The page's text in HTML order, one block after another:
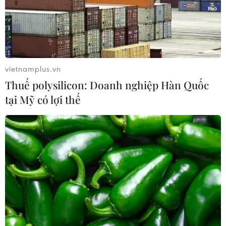
ASEAN Cup 2026: Tuyển Việt Nam
bước vào thử thách lớn nhất
03/08/2026 13:04
Xem trực tiếp Indonesia-Việt Nam tại
ASEAN Cup 2026 trên kênh nào?
03/08/2026 09:21
Đội tuyển Việt Nam đặt mục
tiêu 3 điểm, cảnh báo Indonesia
trước giờ G
03/08/2026 07:39
vietnamplus.vn
Thuế polysilicon: Doanh nghiệp Hàn Quốc
tại Mỹ có lợi thế